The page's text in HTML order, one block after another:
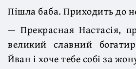
Пішла баба. Приходить до
— Прекрасная Настасія,
великий славний
Йван і хоче тебе собі за